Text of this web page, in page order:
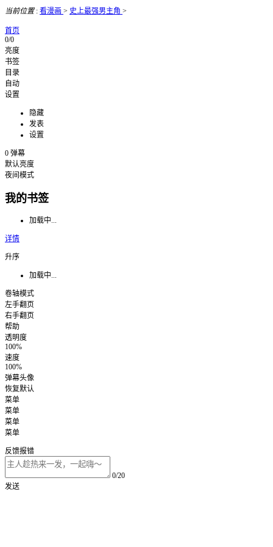
当前位置: 看漫画 > 史上最强男主角 >
首页
0/0
亮度
书签
目录
自动
设置
隐藏
发表
设置
0 弹幕
默认亮度
夜间模式
我的书签
加载中...
详情
升序
加载中...
卷轴模式
左手翻页
右手翻页
帮助
透明度
100%
速度
100%
弹幕头像
恢复默认
菜单
菜单
菜单
菜单
反馈报错
0/20
发送